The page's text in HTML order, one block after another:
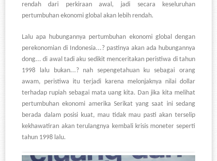
rendah dari perkiraan awal, jadi secara keseluruhan
pertumbuhan ekonomi global akan lebih rendah.
Lalu apa hubungannya pertumbuhan ekonomi global dengan
perekonomian di Indonesia...? pastinya akan ada hubungannya
dong... di awal tadi aku sedikit menceritakan peristiwa di tahun
1998 lalu bukan...? nah sepengetahuan ku sebagai orang
awam, peristiwa itu terjadi karena melonjaknya nilai dollar
terhadap rupiah sebagai mata uang kita. Dan jika kita melihat
pertumbuhan ekonomi amerika Serikat yang saat ini sedang
berada dalam posisi kuat, mau tidak mau pasti akan terselip
kekhawatiran akan terulangnya kembali krisis moneter seperti
tahun 1998 lalu.